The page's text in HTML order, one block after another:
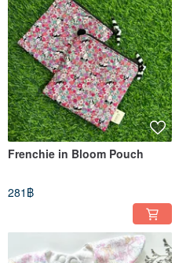
Frenchie in Bloom Pouch
281฿